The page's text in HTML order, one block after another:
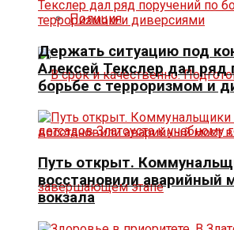
Полиция
Держать ситуацию под
Алексей Текслер дал ряд
борьбе с терроризмом и
Путь открыт.
восстановили аварийный
вокзала